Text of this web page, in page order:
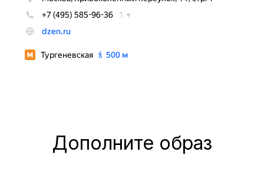
Дополните образ